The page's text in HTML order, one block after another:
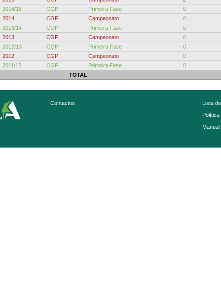
2014/15
CGP Primeira Fase
0
2014
CGP Campeonato
0
2013/14
CGP Primeira Fase
0
2013
CGP Campeonato
0
2012/13
CGP Primeira Fase
0
2012
CGP Campeonato
0
2011/12
CGP Primeira Fase
0
TOTAL
Contactos
Lista
Política